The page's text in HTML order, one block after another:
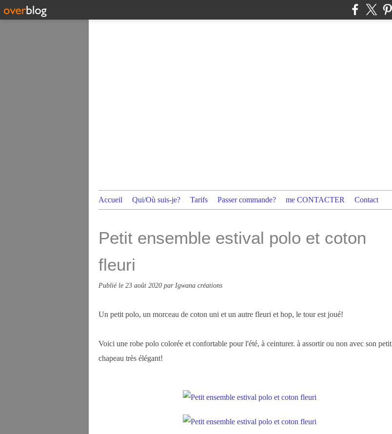
Accueil Qui/Où suis-je? Tarifs Passer commande? me CONTACTER Contact
Petit ensemble estival polo et coton
fleuri
Publié le 23 août 2020 par Igwana créations
Un petit polo, un morceau de coton uni et un autre fleuri et hop, le tour est joué!
Voici une robe polo colorée et confortable pour l'été, à ceinturer. à assortir ou non avec son petit
chapeau très élégant!